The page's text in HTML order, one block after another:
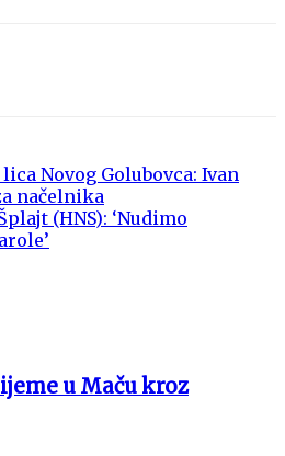
lica Novog Golubovca: Ivan
načelnika
(HNS): ‘Nudimo
u Maču kroz